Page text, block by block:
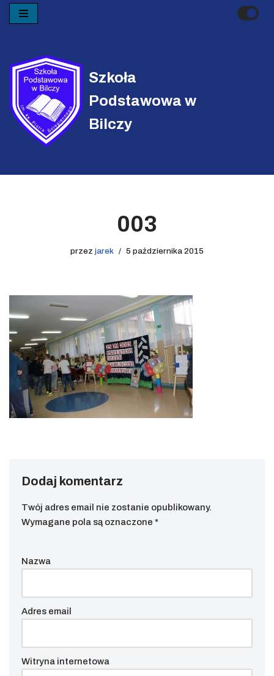
treści
Szkoła
Podstawowa w
Bilczy
003
przez jarek 5 października 2015
Dodaj komentarz
Twój adres email nie zostanie opublikowany.
Wymagane pola są oznaczone *
Nazwa
Adres email
Witryna internetowa